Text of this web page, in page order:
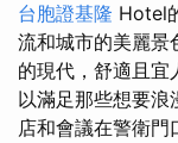
台胞證基隆 Hotel
流和城市的美麗景
的現代，舒適且宜
以滿足那些想要浪
店和會議在警衛門